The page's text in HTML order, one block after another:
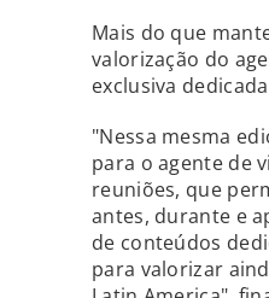
Mais do que
valorização do
exclusiva
"Nessa mesma
para o agente de
reuniões, que
antes, durante e
de conteúdos
para valorizar